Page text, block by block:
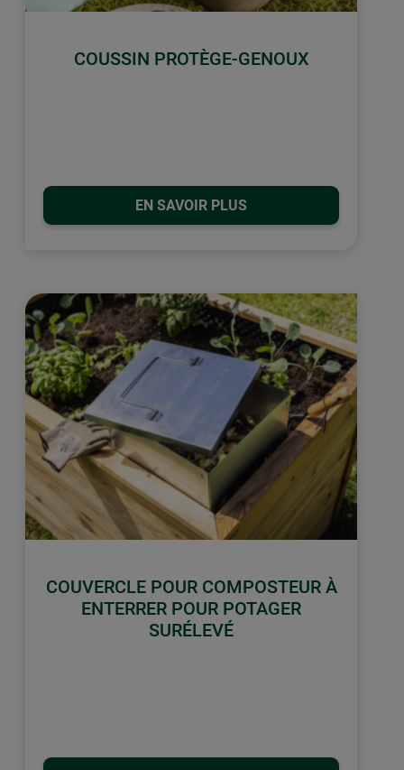
COUSSIN PROTÈGE-GENOUX
EN SAVOIR PLUS
COUVERCLE POUR COMPOSTEUR À
ENTERRER POUR POTAGER
SURÉLEVÉ